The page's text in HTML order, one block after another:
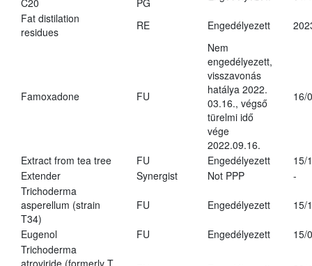
C20
PG
Fat distilation
residues
RE Engedélyezett
Famoxadone FU
Nem
engedélyezett,
visszavonás
hatálya 2022.
03.16., végső
türelmi idő
vége
2022.09.16.
16/
Extract from tea tree FU Engedélyezett
15/
Extender
Synergist Not PPP
-
Trichoderma
asperellum (strain
T34)
FU Engedélyezett 15/
Eugenol FU Engedélyezett
15/
Trichoderma